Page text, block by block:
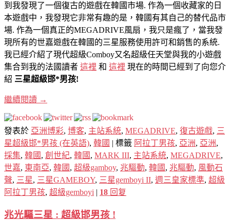
到我發現了一個復古的遊戲在韓國市場. 作為一個收藏家的日
本遊戲中，我發現它非常有趣的是，韓國有其自己的替代品市
場. 作為一個真正的MEGADRIVE風扇，我只是瘋了，當我發
現所有的世嘉遊戲在韓國的三星服務使用許可和銷售的系統.
我已經介紹了現代超級Comboy又名超級任天堂與我的小遊戲
集合到我的法國讀者 這裡 和 這裡 現在的時間已經到了向您介
紹 三星超級邯*男孩!
繼續閱讀 →
發表於 亞洲博彩, 博客, 主站系統, MEGADRIVE, 復古遊戲, 三
星超級邯*男孩 (在英語), 韓國 | 標籤 阿拉丁男孩, 亞洲, 亞洲,
採集, 韓國 , 創世紀, 韓國 , MARK III, 主站系統, MEGADRIVE,
世嘉, 東南亞, 韓國 , 超級gamboy, 兆驅動, 韓國 , 兆驅動, 風動石
聲, 三星, 三星GAMEBOY, 三星gemboyi II, 週三皇家標準, 超級
阿拉丁男孩, 超級gemboyi | 18 回复
兆光驅三星 : 超級邯男孩 !